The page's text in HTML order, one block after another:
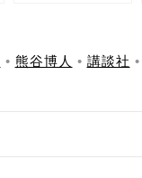
• 熊谷博人 • 講談社